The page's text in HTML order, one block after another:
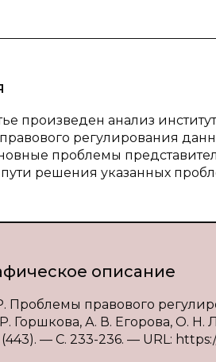
произведен анализ
регулирования
проблемы
решения указанных
описание
Проблемы правового
Горшкова, А. В. Егорова, О.
— С. 233-236. — URL: